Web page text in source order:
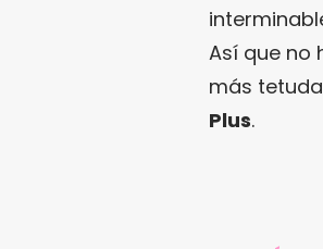
Así que no
más
Plus.